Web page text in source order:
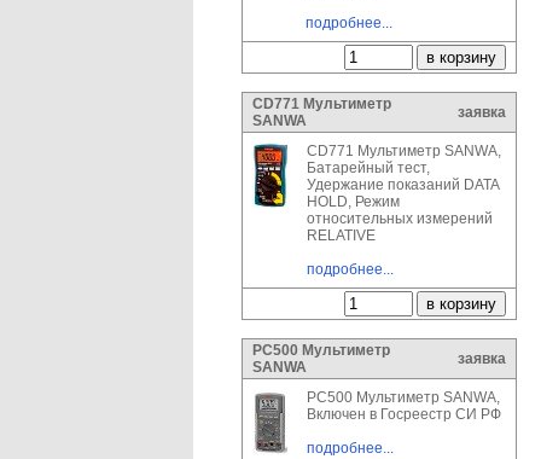
подробнее...
CD771 Мультиметр
SANWA
заявка
CD771 Мультиметр SANWA,
Батарейный тест,
Удержание показаний DATA
HOLD, Режим
относительных измерений
RELATIVE
подробнее...
PC500 Мультиметр
SANWA
заявка
PC500 Мультиметр SANWA,
Включен в Госреестр СИ РФ
подробнее...